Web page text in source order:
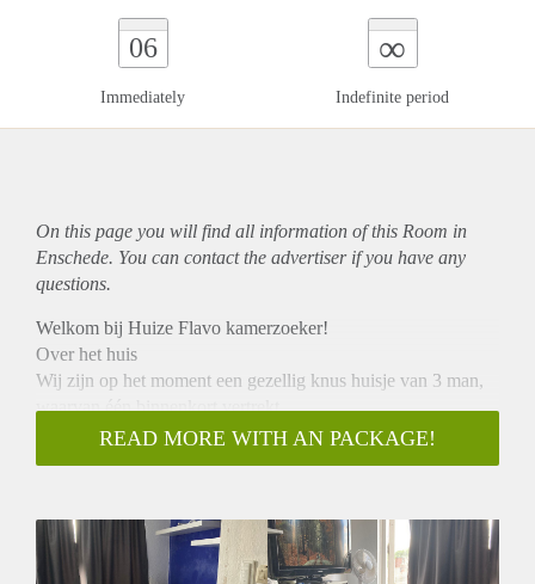
06
Immediately
∞
Indefinite period
On this page you will find all information of this Room in
Enschede. You can contact the advertiser if you have any
questions.
Welkom bij Huize Flavo kamerzoeker!
Over het huis
Wij zijn op het moment een gezellig knus huisje van 3 man,
waarvan één binnenkort vertrekt.
Daarom zijn wij ook op zoek naar een nieuwe huisgenoot.
Je zal het huis delen met twee studenten:
Het huis is circa 20 min. fietsen verwijderd van de UT en 10
min. van het Saxion/treinstation.
READ MORE WITH AN PACKAGE!